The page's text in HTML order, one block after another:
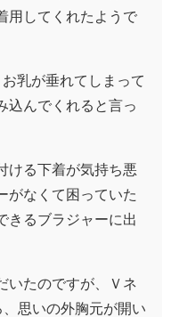
用してくれたようで
乳が垂れてしまって
込んでくれると言っ
ける下着が気持ち悪
がなくて困っていた
きるブラジャーに出
いたのですが、Ｖネ
思いの外胸元が開い